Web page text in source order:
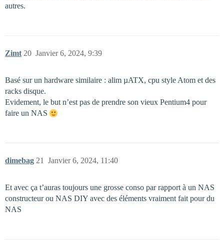
autres.
Zimt Janvier 6, 2024, 9:39
20
Basé sur un hardware similaire : alim µATX, cpu style Atom et des
racks disque.
Evidement, le but n’est pas de prendre son vieux Pentium4 pour
faire un NAS
dimebag Janvier 6, 2024, 11:40
21
Et avec ça t’auras toujours une grosse conso par rapport à un NAS
constructeur ou NAS DIY avec des éléments vraiment fait pour du
NAS